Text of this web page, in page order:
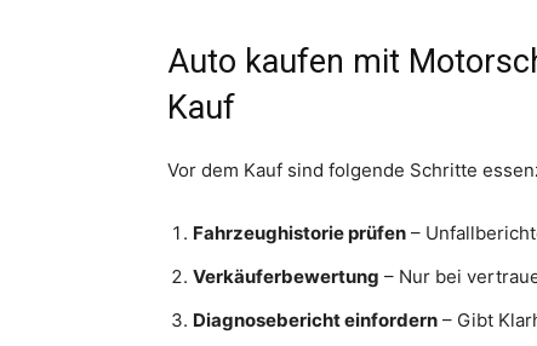
Auto kaufen mit
Kauf
Vor dem Kauf sind folgende Schritte
Fahrzeughistorie prüfen –
Verkäuferbewertung – Nur bei
Diagnosebericht einfordern – Gibt